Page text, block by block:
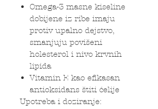
Omega-3 masne kiseline
dobijene iz ribe imaju
protiv upalno dejstvo,
smanjuju povišeni
holesterol i nivo krvnih
lipida
Vitamin E kao efikasan
antioksidans štiti ćelije
Upotreba i doziranje: